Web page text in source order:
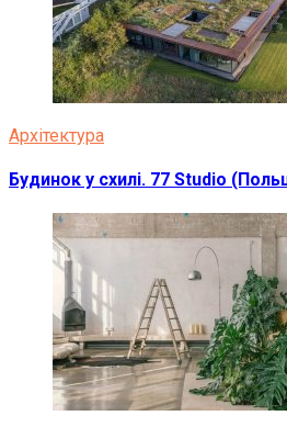
Архітектура
Будинок у схилі. 77 Studio